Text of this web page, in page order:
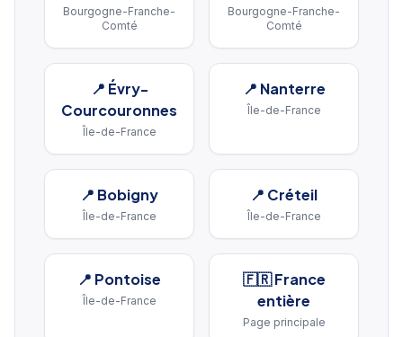
Bourgogne-Franche-
Comté
Bourgogne-Franche-
Comté
📍 Évry-
Courcouronnes
Île-de-France
📍 Nanterre
Île-de-France
📍 Bobigny
Île-de-France
📍 Créteil
Île-de-France
📍 Pontoise
Île-de-France
🇫🇷 France
entière
Page principale